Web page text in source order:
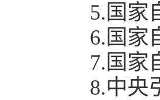
5.国家
6.国家
7.国家
8.中央